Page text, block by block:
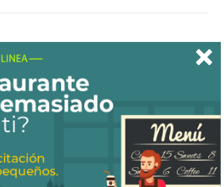
las
Artículo siguiente
¿Qué es un mapa de procesos
y cómo se elabora para un